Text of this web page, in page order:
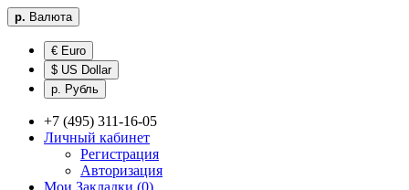
р. Валюта
€ Euro
$ US Dollar
р. Рубль
+7 (495) 311-16-05
Личный кабинет
Регистрация
Авторизация
Мои Закладки (0)